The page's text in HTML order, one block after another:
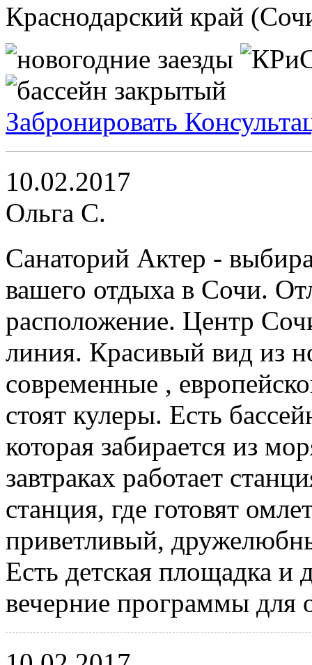
Краснодарский край
Забронировать
10.02.2017
Ольга С.
Санаторий Актер -
вашего отдыха в Сочи.
расположение. Центр
линия. Красивый вид из
современные ,
стоят кулеры. Есть
которая забирается из
завтраках работает
станция, где готовят
приветливый,
Есть детская площадка и
вечерние программы для